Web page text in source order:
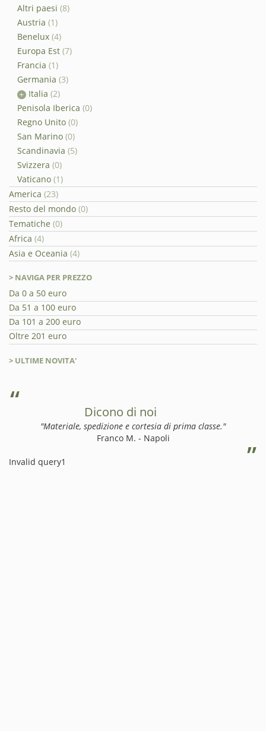
Altri paesi (8)
Austria (1)
Benelux (4)
Europa Est (7)
Francia (1)
Germania (3)
Italia (2)
Penisola Iberica (0)
Regno Unito (0)
San Marino (0)
Scandinavia (5)
Svizzera (0)
Vaticano (1)
America (23)
Resto del mondo (0)
Tematiche (0)
Africa (4)
Asia e Oceania (4)
> NAVIGA PER PREZZO
Da 0 a 50 euro
Da 51 a 100 euro
Da 101 a 200 euro
Oltre 201 euro
> ULTIME NOVITA'
Dicono di noi
"Materiale, spedizione e cortesia di prima classe."
Franco M. - Napoli
Invalid query1